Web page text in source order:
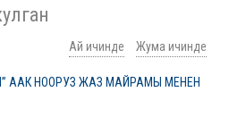
Ай ичинде Жума ичинде
ААК НООРУЗ ЖАЗ МАЙРАМЫ МЕНЕН